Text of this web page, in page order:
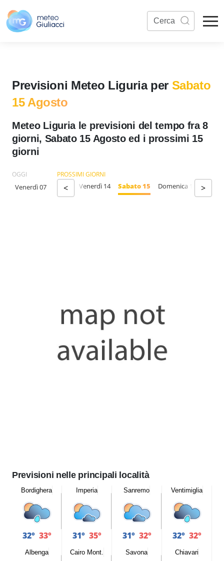
Previsioni Meteo Liguria per Sabato
15 Agosto
Meteo Liguria le previsioni del tempo fra 8
giorni, Sabato 15 Agosto ed i prossimi 15
giorni
OGGI
Venerdì 07
PROSSIMI GIORNI
<
12 Giovedì 13 Venerdì 14 Sabato 15 Domenica 16 >
Previsioni nelle principali località
Bordighera
32° 33°
Imperia
31° 35°
Sanremo
31° 32°
Ventimiglia
32° 32°
Albenga Cairo Mont. Savona Chiavari